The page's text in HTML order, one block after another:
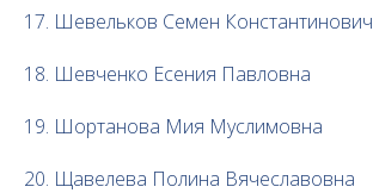
17. Шевельков Семен Константинович
18. Шевченко Есения Павловна
19. Шортанова Мия Муслимовна
20. Щавелева Полина Вячеславовна